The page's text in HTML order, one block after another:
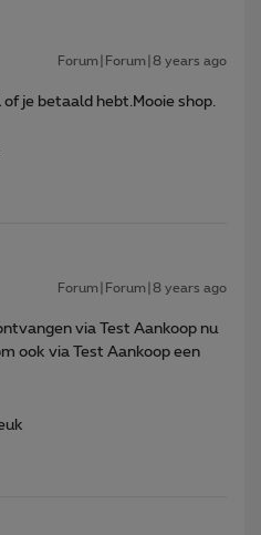
Forum|Forum|8 years ago
je betaald hebt.Mooie shop.
Forum|Forum|8 years ago
via Test Aankoop nu
ook via Test Aankoop een